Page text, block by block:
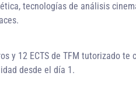
tecnologías de análisis
y 12 ECTS de TFM tutorizado
desde el día 1.